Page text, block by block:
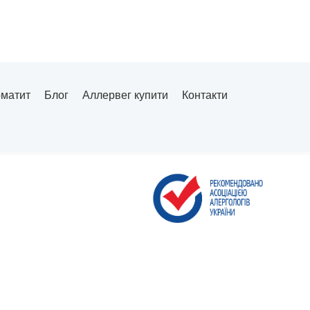
Блог Аллервег купити Контакти